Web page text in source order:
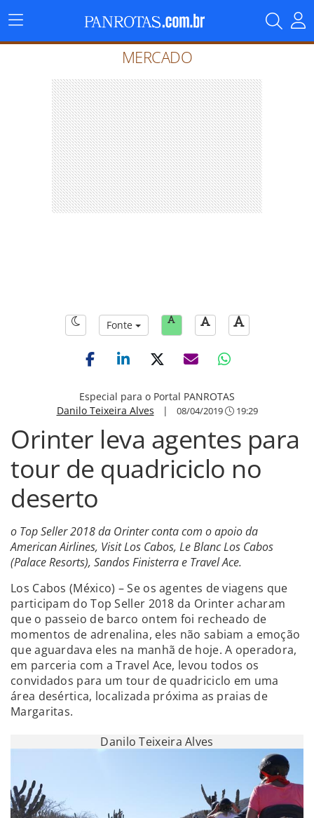
Menu
Principal
MERCADO
Fonte
Especial para o Portal PANROTAS
Danilo Teixeira Alves | 08/04/2019 19:29
Orinter leva agentes para
tour de quadriciclo no
deserto
o Top Seller 2018 da Orinter conta com o apoio da
American Airlines, Visit Los Cabos, Le Blanc Los Cabos
(Palace Resorts), Sandos Finisterra e Travel Ace.
Los Cabos (México) – Se os agentes de viagens que
participam do Top Seller 2018 da Orinter acharam
que o passeio de barco ontem foi recheado de
momentos de adrenalina, eles não sabiam a emoção
que aguardava eles na manhã de hoje. A operadora,
em parceria com a Travel Ace, levou todos os
convidados para um tour de quadriciclo em uma
área desértica, localizada próxima as praias de
Margaritas.
Danilo Teixeira Alves